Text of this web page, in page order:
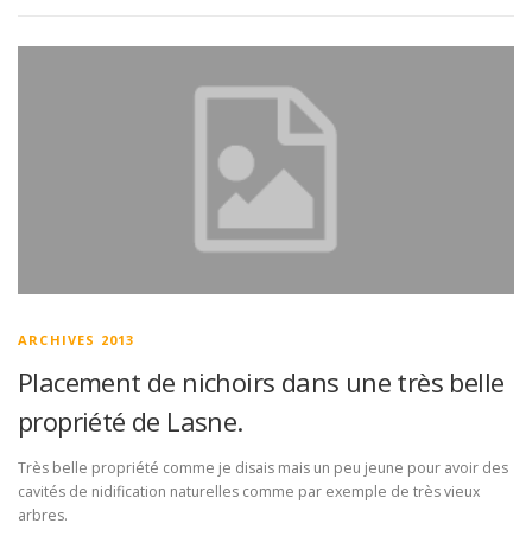
ARCHIVES 2013
Placement de nichoirs dans une très belle
propriété de Lasne.
Très belle propriété comme je disais mais un peu jeune pour avoir des
cavités de nidification naturelles comme par exemple de très vieux
arbres.